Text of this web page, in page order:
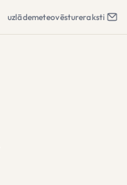
uzlādemeteovēstureraksti